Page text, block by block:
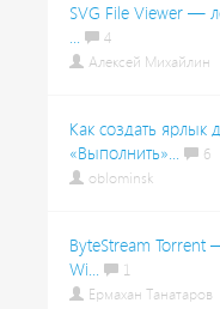
SVG File Viewer —
...
4
Алексей Михайлин
Как создать ярлык
«Выполнить»...
6
oblominsk
ByteStream Torrent
Wi...
1
Ермахан Танатаров